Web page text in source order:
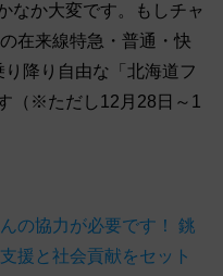
なか大変です。もしチャ
在来線特急・普通・快
降り自由な「北海道フ
（※ただし12月28日～1
の協力が必要です！ 銚
援と社会貢献をセット